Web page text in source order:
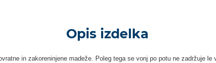
Opis izdelka
in zakoreninjene madeže. Poleg tega se vonj po potu ne zadržuje